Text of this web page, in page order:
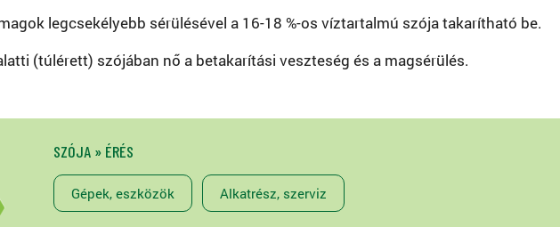
legcsekélyebb sérülésével a 16-18 %-os víztartalmú szója takarítható be.
(túlérett) szójában nő a betakarítási veszteség és a magsérülés.
SZÓJA » ÉRÉS
Gépek, eszközök Alkatrész, szerviz